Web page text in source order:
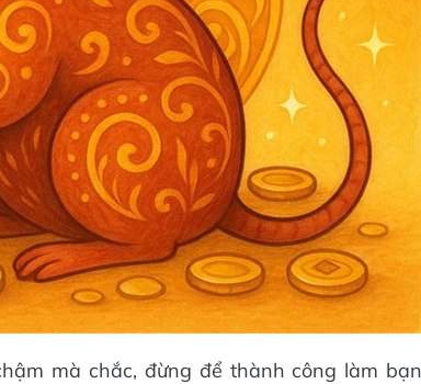
mà chắc, đừng để thành công làm